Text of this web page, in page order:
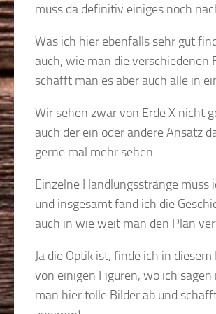
muss da definitiv einiges noch
Was ich hier ebenfalls sehr gut
auch, wie man die verschiedenen
schafft man es aber auch alle in
Wir sehen zwar von Erde X nicht
auch der ein oder andere Ansatz
gerne mal mehr sehen.
Einzelne Handlungsstränge muss
und insgesamt fand ich die
auch in wie weit man den Plan
Ja die Optik ist, finde ich in
von einigen Figuren, wo ich
man hier tolle Bilder ab und